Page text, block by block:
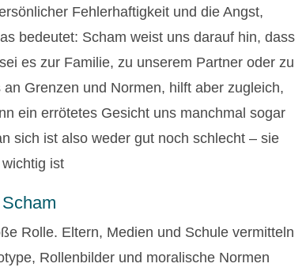
Fehlerhaftigkeit und die Angst,
bedeutet: Scham weist uns darauf hin, dass
es zur Familie, zu unserem Partner oder zu
Grenzen und Normen, hilft aber zugleich,
ein errötetes Gesicht uns manchmal sogar
sich ist also weder gut noch schlecht – sie
ist
Rolle. Eltern, Medien und Schule vermitteln
Rollenbilder und moralische Normen